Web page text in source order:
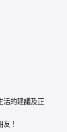
活的建議及正
！